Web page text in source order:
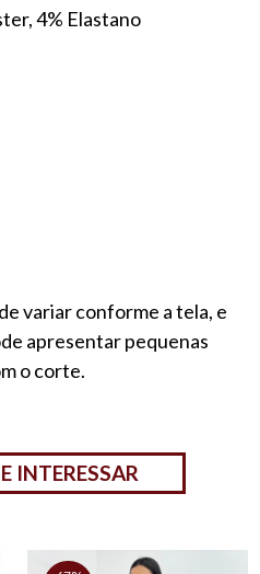
4% Elastano
variar conforme a tela, e
apresentar pequenas
o corte.
INTERESSAR